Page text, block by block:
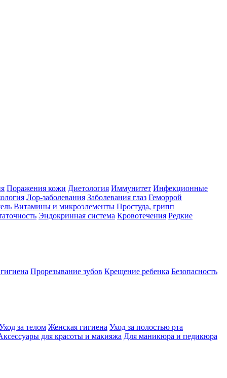
Поражения кожи Диетология Иммунитет Инфекционные
Лор-заболевания Заболевания глаз Геморрой
Витамины и микроэлементы Простуда, грипп
Эндокринная система Кровотечения Редкие
Прорезывание зубов Крещение ребенка Безопасность
за телом Женская гигиена Уход за полостью рта
для красоты и макияжа Для маникюра и педикюра